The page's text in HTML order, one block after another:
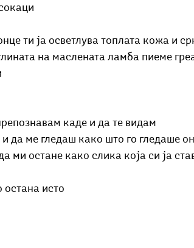
ти ја осветлува топлата кожа и
на маслената ламба пиеме
каде и да те видам
да ме гледаш како што го гледаше
ми остане како слика која си ја
остана исто